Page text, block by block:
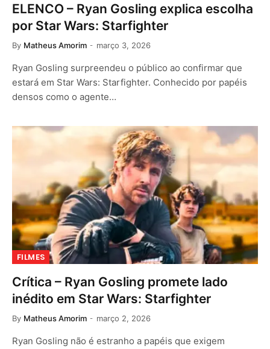
ELENCO – Ryan Gosling explica escolha
por Star Wars: Starfighter
By Matheus Amorim março 3, 2026
Ryan Gosling surpreendeu o público ao confirmar que
estará em Star Wars: Starfighter. Conhecido por papéis
densos como o agente…
FILMES
Crítica – Ryan Gosling promete lado
inédito em Star Wars: Starfighter
By Matheus Amorim março 2, 2026
Ryan Gosling não é estranho a papéis que exigem